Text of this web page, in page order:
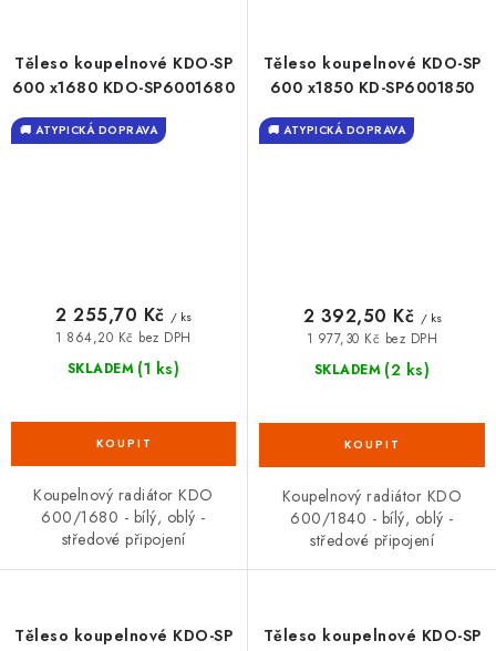
Těleso koupelnové KDO-SP
600 x1680 KDO-SP6001680
🚚 ATYPICKÁ DOPRAVA
SKLADEM (1 ks)
1 864,20 Kč bez DPH
2 255,70 Kč / ks
Koupelnový radiátor KDO
600/1680 - bílý, oblý -
středové připojení
Těleso koupelnové KDO-SP
600 x1850 KD-SP6001850
🚚 ATYPICKÁ DOPRAVA
SKLADEM (2 ks)
1 977,30 Kč bez DPH
2 392,50 Kč / ks
Koupelnový radiátor KDO
600/1840 - bílý, oblý -
středové připojení
Těleso koupelnové KDO-SP
Těleso koupelnové KDO-SP